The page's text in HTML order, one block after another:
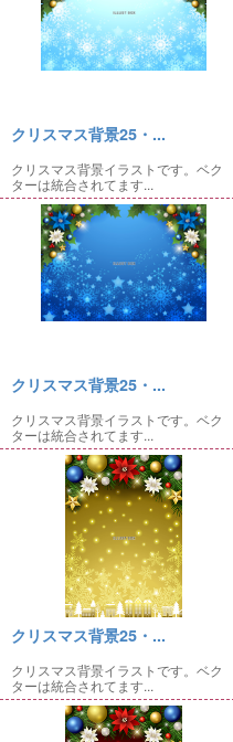
クリスマス背景25・...
クリスマス背景イラストです。ベク
ターは統合されてます...
クリスマス背景25・...
クリスマス背景イラストです。ベク
ターは統合されてます...
クリスマス背景25・...
クリスマス背景イラストです。ベク
ターは統合されてます...